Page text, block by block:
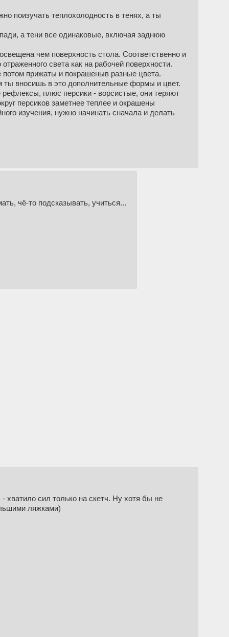
поизучать теплохолодность в тенях, а ты
а тени все одинаковые, включая заднюю
чем поверхность стола. Соответственно и
света как на рабочей поверхности.
прижаты и покрашеныв разные цвета.
ты вносишь в это дополнительные формы и цвет.
плюс персики - ворсистые, они теряют
персиков заметнее теплее и окрашены
изучения, нужно начинать сначала и делать
чё-то подсказывать, учиться...
хватило сил только на скетч. Ну хотя бы не
ляжками)